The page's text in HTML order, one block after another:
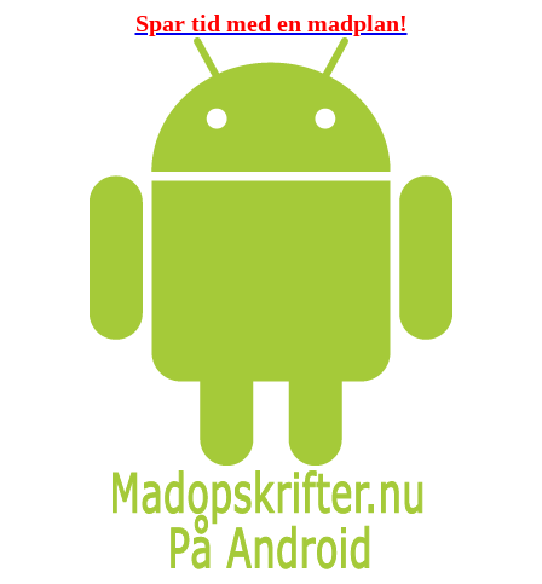
Spar tid med en madplan!